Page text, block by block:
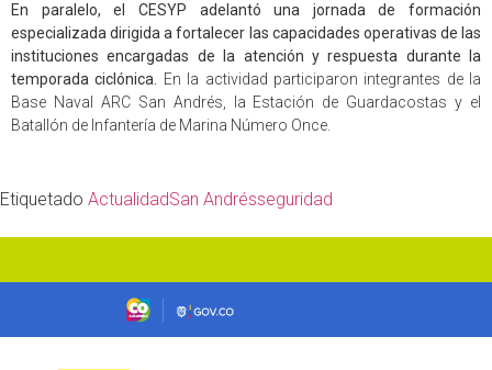
En paralelo, el CESYP adelantó una jornada de formación
especializada dirigida a fortalecer las capacidades operativas de las
instituciones encargadas de la atención y respuesta durante la
temporada ciclónica. En la actividad participaron integrantes de la
Base Naval ARC San Andrés, la Estación de Guardacostas y el
Batallón de Infantería de Marina Número Once.
Etiquetado ActualidadSan Andrésseguridad